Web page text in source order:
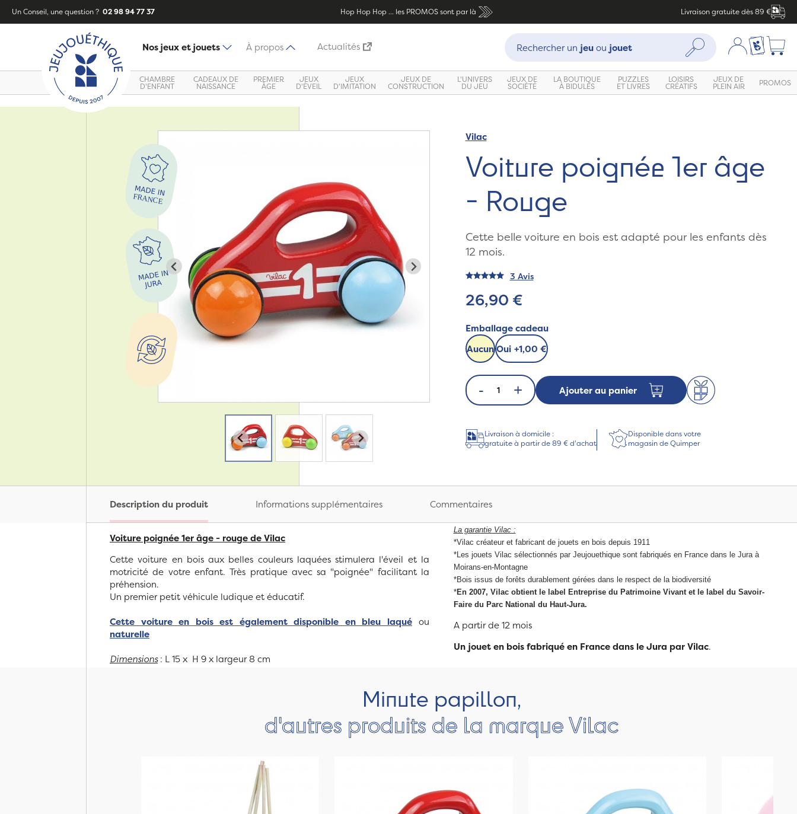
Un Conseil, une question ? 02 98 94 77 37 Hop Hop Hop ... les PROMOS sont par là Livraison gratuite dès 89 €
Nos jeux et jouets À propos Actualités
Recherche :
Rechercher un jeuou jouet Rechercher Mon compte
Ma liste
CHAMBRE
D'ENFANT
CADEAUX DE
NAISSANCE
PREMIER
ÂGE
JEUX
D'ÉVEIL
JEUX
D'IMITATION
JEUX DE
CONSTRUCTION
L'UNIVERS
DU JEU
JEUX DE
SOCIÉTÉ
LA BOUTIQUE
À BIDULES
PUZZLES
ET LIVRES
LOISIRS
CRÉATIFS
JEUX DE
PLEIN AIR PROMOS
ZoomVilac
Voiture poignée 1er âge
- Rouge
Cette belle voiture en bois est adapté pour les enfants dès
12 mois.
3 Avis
26,90 €
Emballage cadeau
AucunOui +1,00 €
- + Ajouter au panier
Livraison à domicile :
gratuite à partir de 89 € d'achat
Disponible dans votre
magasin de Quimper
Description du produit Informations supplémentaires Commentaires
Voiture poignée 1er âge - rouge de Vilac
Cette voiture en bois aux belles couleurs laquées stimulera l'éveil et la
motricité de votre enfant. Très pratique avec sa "poignée" facilitant la
préhension.
Un premier petit véhicule ludique et éducatif.
Cette voiture en bois est également disponible en bleu laqué ou
naturelle
Dimensions: L 15 x H 9 x largeur 8 cm
La garantie Vilac :
*Vilac créateur et fabricant de jouets en bois depuis 1911
*Les jouets Vilac sélectionnés par Jeujouethique sont fabriqués en France dans le Jura à
Moirans-en-Montagne
*Bois issus de forêts durablement gérées dans le respect de la biodiversité
*En 2007, Vilac obtient le label Entreprise du Patrimoine Vivant et le label du Savoir-
Faire du Parc National du Haut-Jura.
A partir de 12 mois
Un jouet en bois fabriqué en France dans le Jura par Vilac.
Minute papillon,
d'autres produits de la marque Vilac